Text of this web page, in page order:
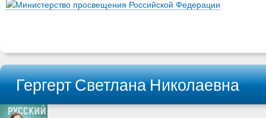
Министерство просвещения Российской Федерации
Гергерт Светлана Николаевна